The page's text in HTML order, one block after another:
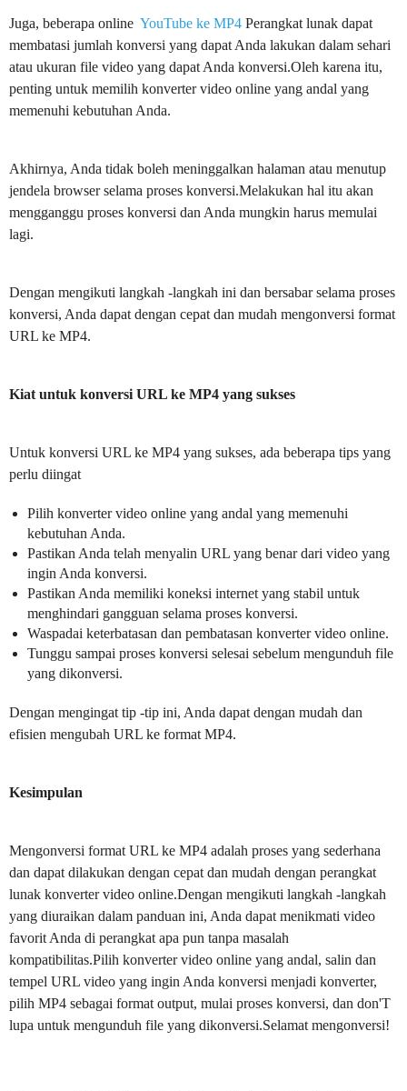
Juga, beberapa online YouTube ke MP4 Perangkat lunak dapat
membatasi jumlah konversi yang dapat Anda lakukan dalam sehari
atau ukuran file video yang dapat Anda konversi.Oleh karena itu,
penting untuk memilih konverter video online yang andal yang
memenuhi kebutuhan Anda.
Akhirnya, Anda tidak boleh meninggalkan halaman atau menutup
jendela browser selama proses konversi.Melakukan hal itu akan
mengganggu proses konversi dan Anda mungkin harus memulai
lagi.
Dengan mengikuti langkah -langkah ini dan bersabar selama proses
konversi, Anda dapat dengan cepat dan mudah mengonversi format
URL ke MP4.
Kiat untuk konversi URL ke MP4 yang sukses
Untuk konversi URL ke MP4 yang sukses, ada beberapa tips yang
perlu diingat
Pilih konverter video online yang andal yang memenuhi
kebutuhan Anda.
Pastikan Anda telah menyalin URL yang benar dari video yang
ingin Anda konversi.
Pastikan Anda memiliki koneksi internet yang stabil untuk
menghindari gangguan selama proses konversi.
Waspadai keterbatasan dan pembatasan konverter video online.
Tunggu sampai proses konversi selesai sebelum mengunduh file
yang dikonversi.
Dengan mengingat tip -tip ini, Anda dapat dengan mudah dan
efisien mengubah URL ke format MP4.
Kesimpulan
Mengonversi format URL ke MP4 adalah proses yang sederhana
dan dapat dilakukan dengan cepat dan mudah dengan perangkat
lunak konverter video online.Dengan mengikuti langkah -langkah
yang diuraikan dalam panduan ini, Anda dapat menikmati video
favorit Anda di perangkat apa pun tanpa masalah
kompatibilitas.Pilih konverter video online yang andal, salin dan
tempel URL video yang ingin Anda konversi menjadi konverter,
pilih MP4 sebagai format output, mulai proses konversi, dan don'T
lupa untuk mengunduh file yang dikonversi.Selamat mengonversi!